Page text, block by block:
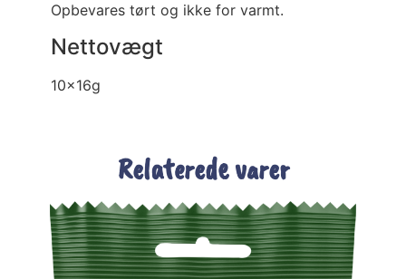
Opbevares tørt og ikke for varmt.
Nettovægt
10x16g
Relaterede varer